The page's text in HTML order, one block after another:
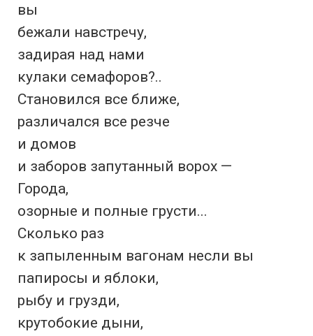
вы
бежали навстречу,
задирая над нами
кулаки семафоров?..
Становился все ближе,
различался все резче
и домов
и заборов запутанный ворох —
Города,
озорные и полные грусти...
Сколько раз
к запыленным вагонам несли вы
папиросы и яблоки,
рыбу и грузди,
крутобокие дыни,